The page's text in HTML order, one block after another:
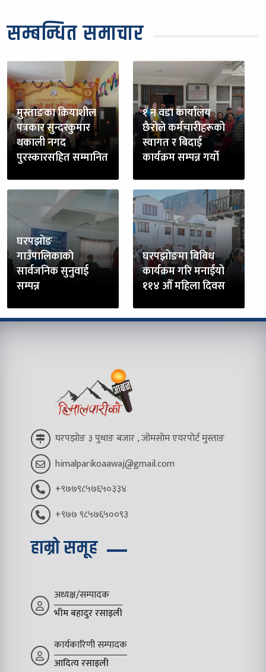
सम्बन्धित समाचार
मुस्ताङका क्रियाशील
पत्रकार सुन्दरकुमार
थकाली नगद
पुरस्कारसहित सम्मानित
१ नं वडा कार्यालय
छैरोले कर्मचारीहरूको
स्वागत र बिदाई
कार्यक्रम सम्पन्न गर्यो
घरपझोङ
गाउँपालिकाकाे
सार्वजनिक सुनुवाई
सम्पन्न
घरपझोङमा बिबिध
कार्यक्रम गरि मनाईयो
११४ औँ महिला दिवस
घरपझोङ ३ पुथाङ बजार , जोमसोम एयरपोर्ट मुस्ताङ
himalparikoaawaj@gmail.com
+९७७९८५७६५०३३४
+९७७ ९८५७६५००९३
हाम्रो समूह
अध्यक्ष/सम्पादक
भीम बहादुर रसाइली
कार्यकारिणी सम्पादक
आदित्य रसाइली